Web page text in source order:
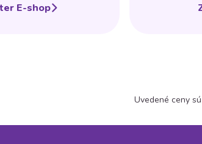
E-shop
Uvedené ceny